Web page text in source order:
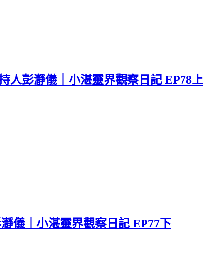
彭瀞儀｜小湛靈界觀察日記 EP78上
儀｜小湛靈界觀察日記 EP77下